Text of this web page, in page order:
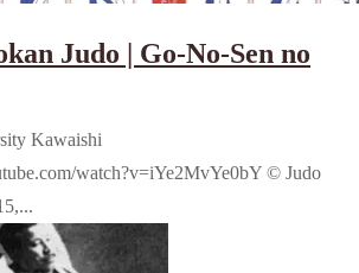
Judo | Go-No-Sen no
Kawaishi
watch?v=iYe2MvYe0bY © Judo